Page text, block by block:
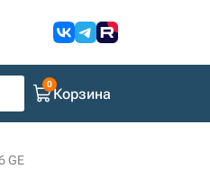
Корзина
GE